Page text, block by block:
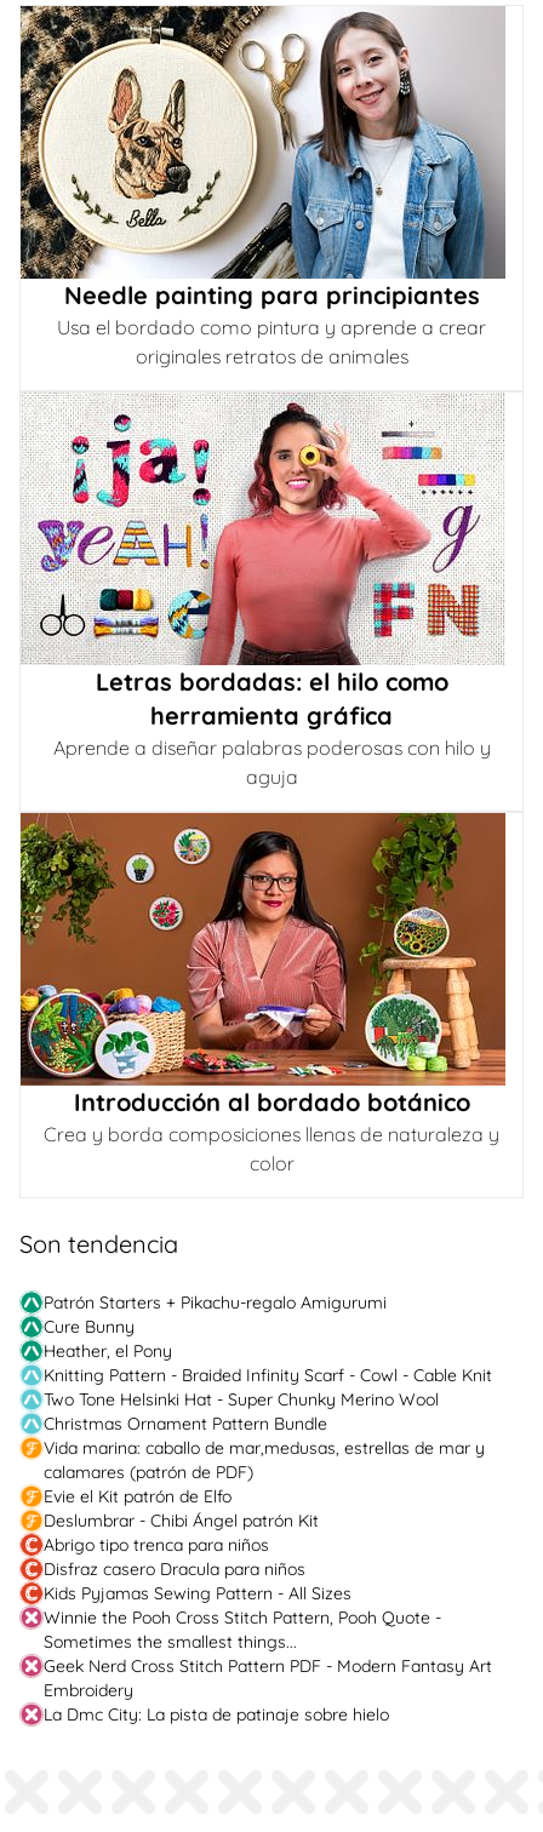
Needle painting para principiantes
Usa el bordado como pintura y aprende a crear
originales retratos de animales
Letras bordadas: el hilo como
herramienta gráfica
Aprende a diseñar palabras poderosas con hilo y
aguja
Introducción al bordado botánico
Crea y borda composiciones llenas de naturaleza y
color
Son tendencia
Patrón Starters + Pikachu-regalo Amigurumi
Cure Bunny
Heather, el Pony
Knitting Pattern - Braided Infinity Scarf - Cowl - Cable Knit
Two Tone Helsinki Hat - Super Chunky Merino Wool
Christmas Ornament Pattern Bundle
Vida marina: caballo de mar,medusas, estrellas de mar y
calamares (patrón de PDF)
Evie el Kit patrón de Elfo
Deslumbrar - Chibi Ángel patrón Kit
Abrigo tipo trenca para niños
Disfraz casero Dracula para niños
Kids Pyjamas Sewing Pattern - All Sizes
Winnie the Pooh Cross Stitch Pattern, Pooh Quote -
Sometimes the smallest things...
Geek Nerd Cross Stitch Pattern PDF - Modern Fantasy Art
Embroidery
La Dmc City: La pista de patinaje sobre hielo